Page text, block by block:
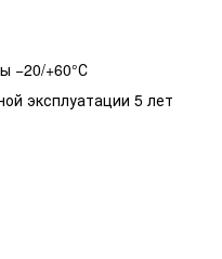
−20/+60°С
эксплуатации 5 лет